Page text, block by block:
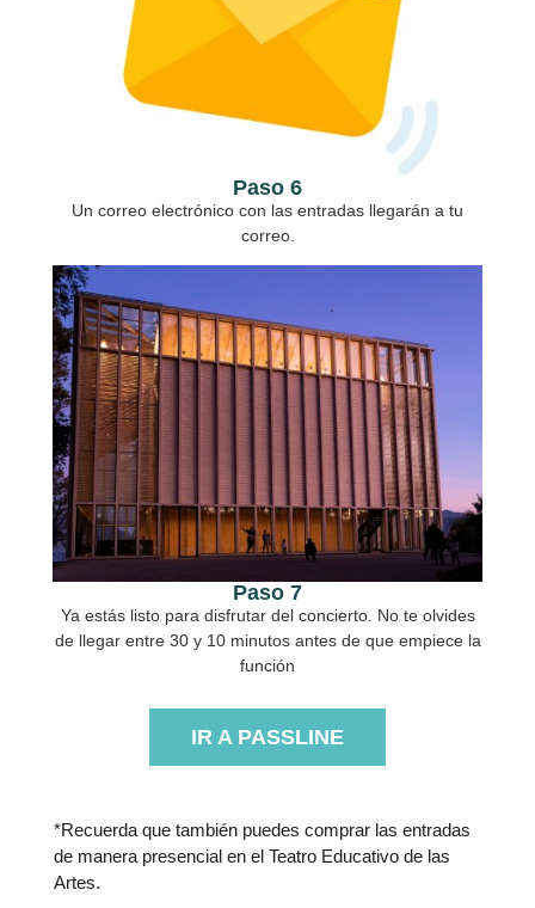
Paso 6
Un correo electrónico con las entradas llegarán a tu
correo.
Paso 7
Ya estás listo para disfrutar del concierto. No te olvides
de llegar entre 30 y 10 minutos antes de que empiece la
función
IR A PASSLINE
*Recuerda que también puedes comprar las entradas
de manera presencial en el Teatro Educativo de las
Artes.